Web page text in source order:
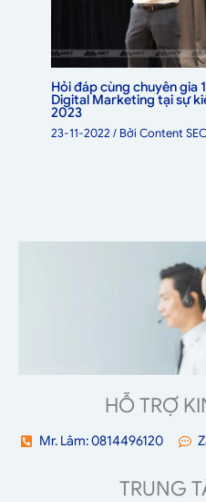
Hỏi đáp cùng chuyên gia
Digital Marketing tại sự
2023
23-11-2022/ BởiContent
HỖ TRỢ
Mr. Lâm: 0814496120
TRUNG